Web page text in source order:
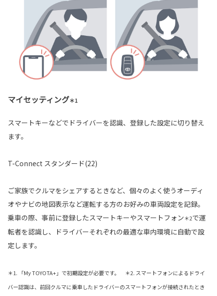
マイセッティング＊1
スマートキーなどでドライバーを認識、登録した設定に切り替え
ます。
T-Connect スタンダード(22)
ご家族でクルマをシェアするときなど、個々のよく使うオーディ
オやナビの地図表示など運転する方のお好みの車両設定を記録。
乗車の際、事前に登録したスマートキーやスマートフォン＊2で運
転者を認識し、ドライバーそれぞれの最適な車内環境に自動で設
定します。
＊1. 「My TOYOTA+」で初期設定が必要です。 ＊2. スマートフォンによるドライ
バー認識は、前回クルマに乗車したドライバーのスマートフォンが接続されたとき